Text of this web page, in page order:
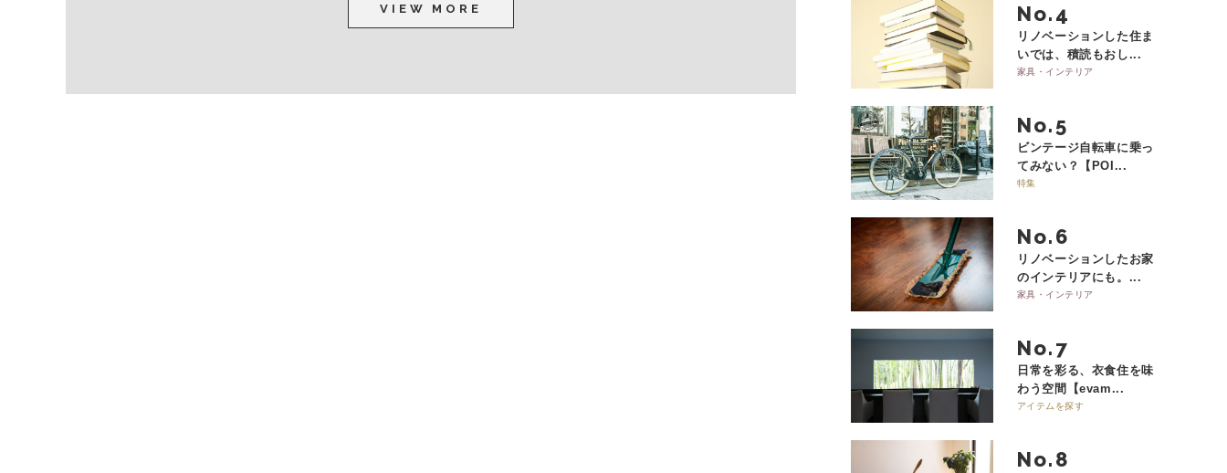
VIEW MORE No.
リノベーションした住ま
いでは、積読もおし...
家具・インテリア
No.
ビンテージ自転車に乗っ
てみない？【POI...
特集
No.
リノベーションしたお家
のインテリアにも。...
家具・インテリア
No.
日常を彩る、衣食住を味
わう空間【evam...
アイテムを探す
No.